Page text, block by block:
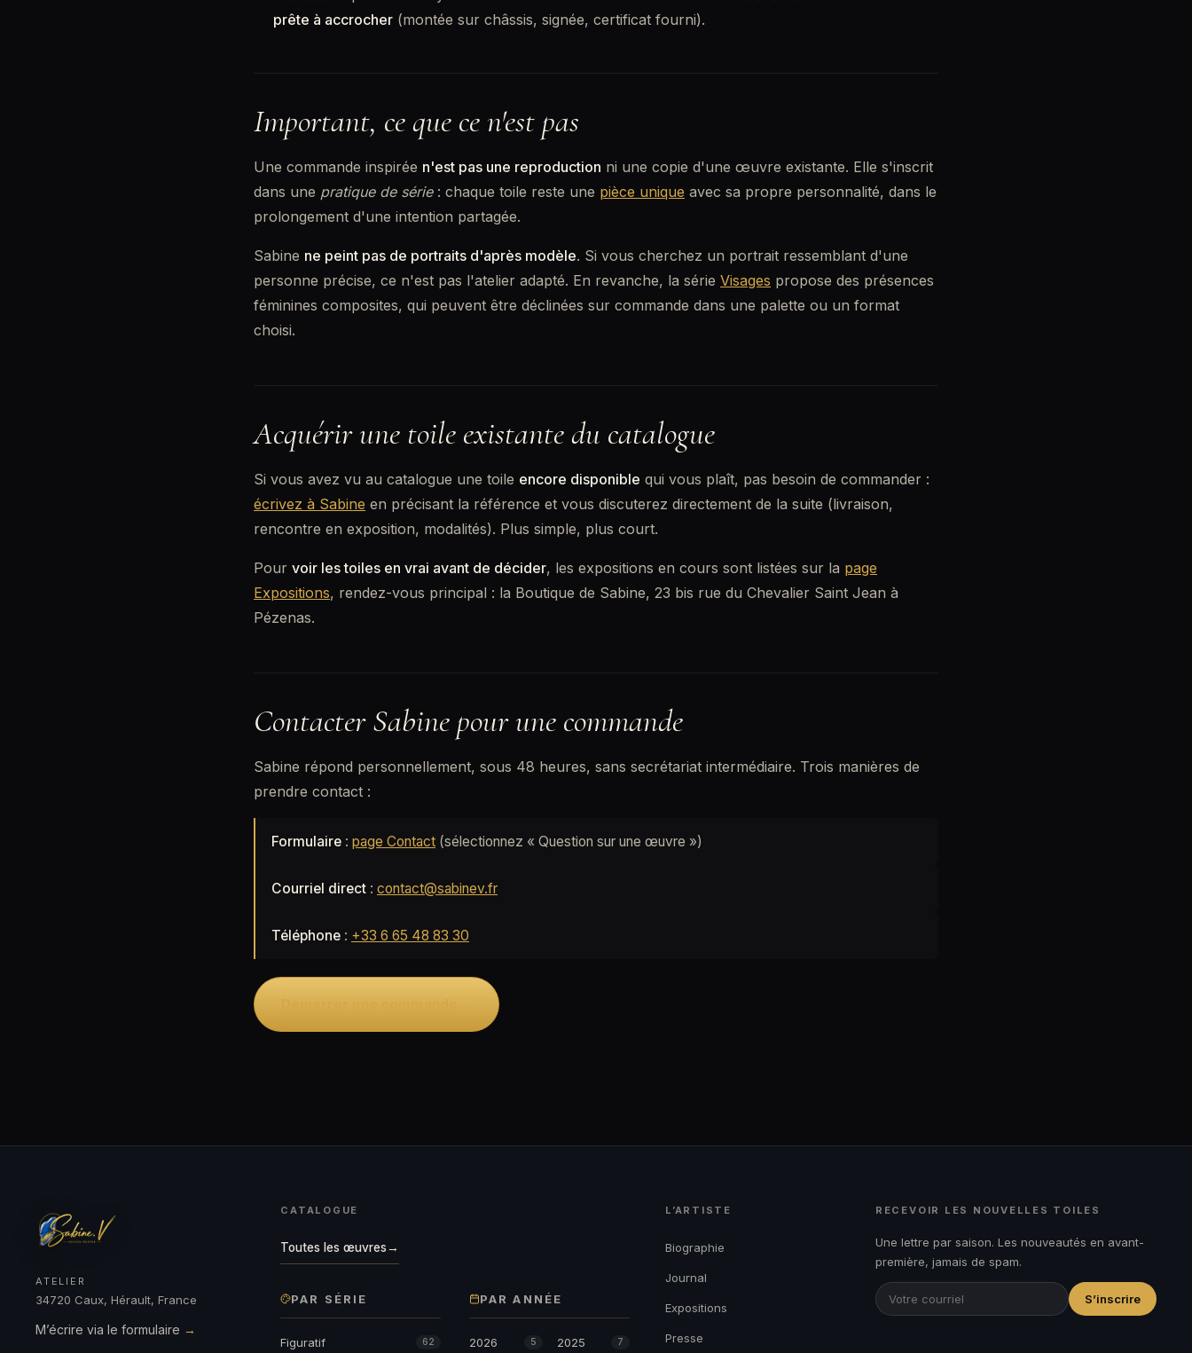
prête à accrocher (montée sur châssis, signée, certificat fourni).
Important, ce que ce n'est pas
Une commande inspirée n'est pas une reproduction ni une copie d'une œuvre existante. Elle s'inscrit
dans une pratique de série: chaque toile reste une pièce unique avec sa propre personnalité, dans le
prolongement d'une intention partagée.
Sabine ne peint pas de portraits d'après modèle. Si vous cherchez un portrait ressemblant d'une
personne précise, ce n'est pas l'atelier adapté. En revanche, la série Visages propose des présences
féminines composites, qui peuvent être déclinées sur commande dans une palette ou un format
choisi.
Acquérir une toile existante du catalogue
Si vous avez vu au catalogue une toile encore disponible qui vous plaît, pas besoin de commander :
écrivez à Sabine en précisant la référence et vous discuterez directement de la suite (livraison,
rencontre en exposition, modalités). Plus simple, plus court.
Pour voir les toiles en vrai avant de décider, les expositions en cours sont listées sur la page
Expositions, rendez-vous principal : la Boutique de Sabine, 23 bis rue du Chevalier Saint Jean à
Pézenas.
Contacter Sabine pour une commande
Sabine répond personnellement, sous 48 heures, sans secrétariat intermédiaire. Trois manières de
prendre contact :
Formulaire : page Contact (sélectionnez « Question sur une œuvre »)
Courriel direct : contact@sabinev.fr
Téléphone : +33 6 65 48 83 30
ATELIER
34720 Caux, Hérault, France
M’écrire via le formulaire →
CATALOGUE
Toutes les œuvres→
PAR SÉRIE
Figuratif 62
PAR ANNÉE
2026 5 2025 7
L’ARTISTE
Biographie
Journal
Expositions
Presse
RECEVOIR LES NOUVELLES TOILES
Une lettre par saison. Les nouveautés en avant-
première, jamais de spam.
S’inscrire